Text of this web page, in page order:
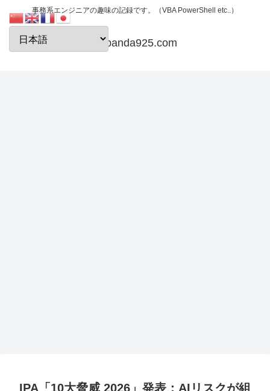
事務系エンジニアの趣味の記録です。（VBA PowerShell etc..）
papanda925.com
IPA「10大脅威 2026」発表：AIリスクが組